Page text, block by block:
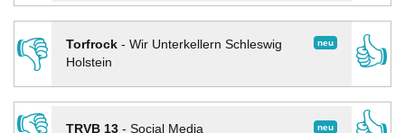
👎
neu
Torfrock- Wir Unterkellern Schleswig
Holstein
👍
neu
TRVB 13- Social Media